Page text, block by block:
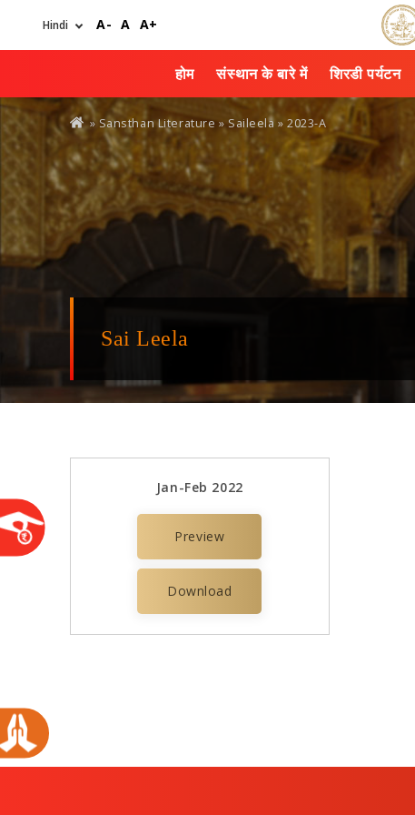
A- A A+
होम संस्थान के बारे में शिरडी पर्यटन
You
are
here
» Sansthan Literature » Saileela » 2023-A
Sai Leela
Jan-Feb 2022
Preview
Download